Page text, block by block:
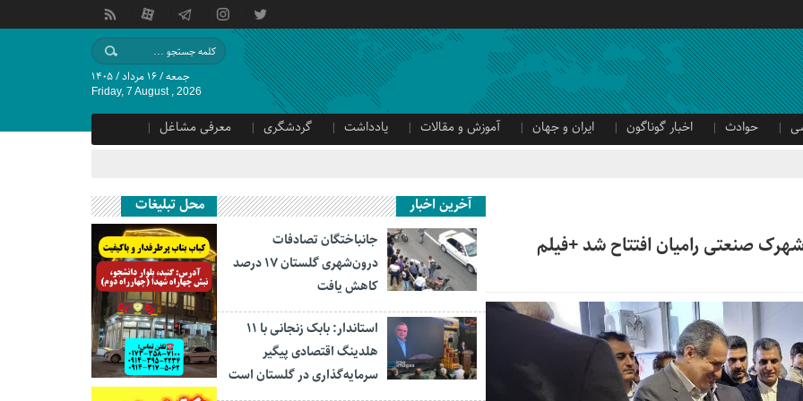
جمعه / ۱۶ مرداد / ۱۴۰۵
Friday, 7 August , 2026
حوادث اخبار گوناگون ایران و جهان آموزش و مقالات یادداشت گردشگری
معرفی مشاغل
صنعتی رامیان افتتاح شد +فیلم
آخرین اخبار
جانباختگان تصادفات
درون‌شهری گلستان ۱۷ درصد
کاهش یافت
استاندار: بابک زنجانی با ۱۱
هلدینگ اقتصادی پیگیر
سرمایه‌گذاری در گلستان است
محل تبلیغات